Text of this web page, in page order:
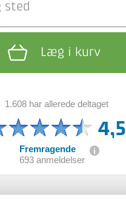
sted
Læg i kurv
1.608 har allerede deltaget
4,5
Fremragende
693 anmeldelser